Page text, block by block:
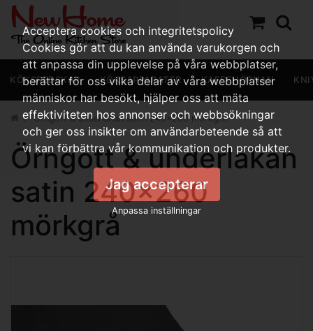
KÖKSREDSKAP KÖKSAPPARATER KAFFEHÖRNAN
Örngott & underlakan satin 240x260 mörkgrå
Örngott & underlakan
satin 240x260
mörkgrå
Acceptera cookies och integritetspolicy
Cookies gör att du kan använda varukorgen och
att anpassa din upplevelse på våra webbplatser,
berättar för oss vilka delar av våra webbplatser
människor har besökt, hjälper oss att mäta
effektiviteten hos annonser och webbsökningar
och ger oss insikter om användarbeteende så att
vi kan förbättra vår kommunikation och produkter.
Jag accepterar
Anpassa inställningar